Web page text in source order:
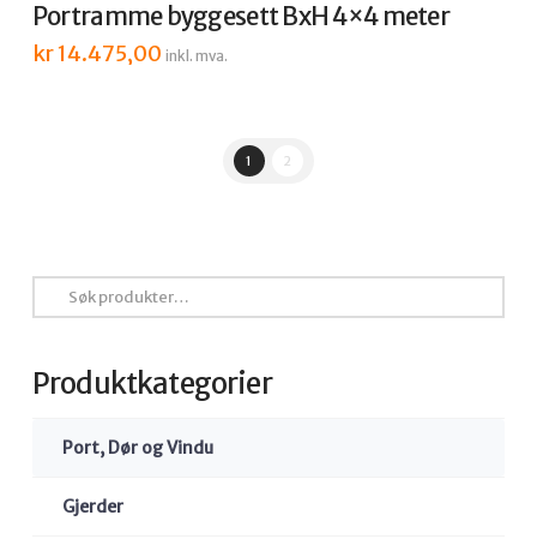
Portramme byggesett BxH 4×4 meter
kr14.475,00 inkl. mva.
1 2
etter:
Produktkategorier
Port, Dør og Vindu
Gjerder